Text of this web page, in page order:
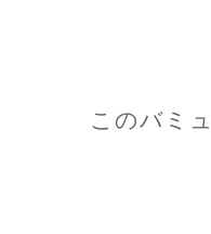
このバミ